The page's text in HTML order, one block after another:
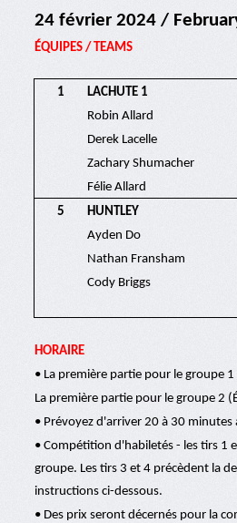
24 février 2024 /
ÉQUIPES / TEAMS
1 LACHUTE 1
Robin Allard
Derek Lacelle
Zachary Shumacher
Félie Allard
5
HUNTLEY
Ayden Do
Nathan Fransham
Cody Briggs
HORAIRE
• La première partie pour le groupe
La première partie pour le groupe 2
• Prévoyez d'arriver 20 à 30 minutes
• Compétition d'habiletés - les tirs 1
groupe. Les tirs 3 et 4 précèdent la
instructions ci-dessous.
• Des prix seront décernés pour la